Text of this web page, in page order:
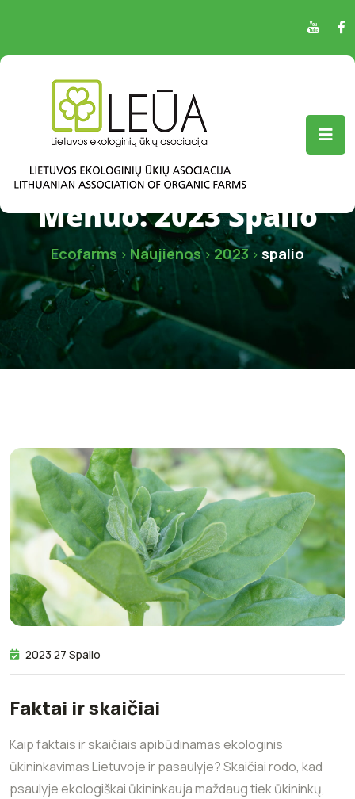
Mėnuo:2023 Spalio
Ecofarms > Naujienos> 2023 > spalio
2023 27 Spalio
Faktai ir skaičiai
Kaip faktais ir skaičiais apibūdinamas ekologinis
ūkininkavimas Lietuvoje ir pasaulyje? Skaičiai rodo, kad
psaulyje ekologiškai ūkininkauja maždaug tiek ūkininkų,